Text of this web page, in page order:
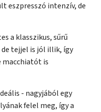
eszpresszó intenzív, de
a klasszikus, sűrű
tejjel is jól illik, így
macchiatót is
- nagyjából egy
felel meg, így a